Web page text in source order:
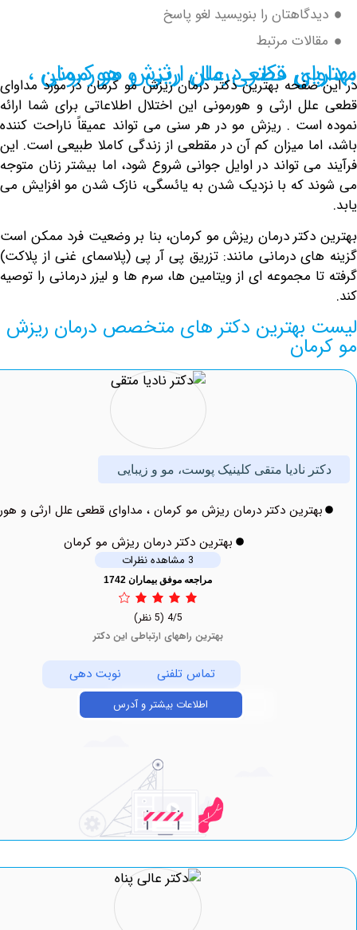
را بنویسید لغو پاسخ
مرتبط
درمان ریزش مو کرمان ، مداوای قطعی علل ارثی و هورمونی
بهترین دکتر درمان ریزش مو کرمان در مورد مداوای
ارثی و هورمونی این اختلال اطلاعاتی برای شما ارائه
. ریزش مو در هر سنی می تواند عمیقاً ناراحت کننده
میزان کم آن در مقطعی از زندگی کاملا طبیعی است. این
تواند در اوایل جوانی شروع شود، اما بیشتر زنان متوجه
که با نزدیک شدن به یائسگی، نازک شدن مو افزایش می
درمان ریزش مو کرمان، بنا بر وضعیت فرد ممکن است
درمانی مانند:تزریق پی آر پی(پلاسمای غنی از پلاکت)
مجموعه ای از ویتامین ها، سرم ها و لیزر درمانی را توصیه
دکتر های متخصص درمان ریزش
نادیا متقی کلینیک پوست، مو و زیبایی
دکتر درمان ریزش مو کرمان ، مداوای قطعی علل ارثی و هورمونی
بهترین دکتر درمان ریزش مو کرمان
مراجعه موفق بیماران 1742
بهترین راههای ارتباطی این دکتر
تماس تلفنی نوبت دهی
اطلاعات بیشتر و آدرس